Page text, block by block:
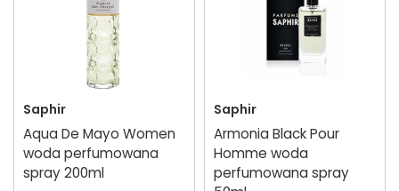
Saphir
Aqua De Mayo Women
woda perfumowana
spray 200ml
Saphir
Armonia Black Pour
Homme woda
perfumowana spray